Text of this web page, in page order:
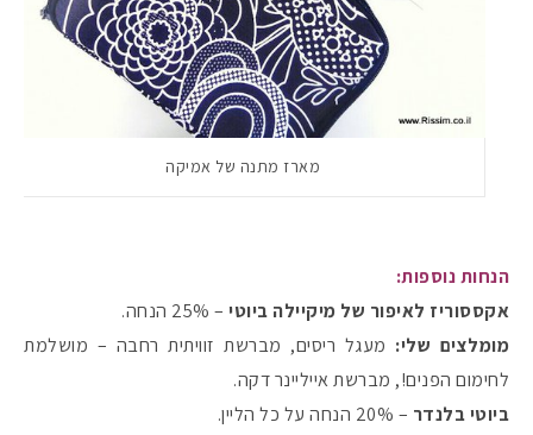
מארז מתנה של אמיקה
הנחות נוספות:
אקססוריז לאיפור של מיקיילה ביוטי – 25% הנחה.
מומלצים שלי: מעגל ריסים, מברשת זוויתית רחבה – מושלמת
לחימום הפנים!, מברשת אייליינר דקה.
ביוטי בלנדר – 20% הנחה על כל הליין.